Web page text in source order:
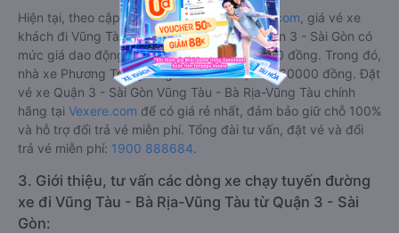
Hiện tại, theo cập nhật mới nhất củaVexere.com , giá vé xe
khách đi Vũng Tàu - Bà Rịa-Vũng Tàu từ Quận 3 - Sài Gòn có
mức giá dao động từ 160000 đồng - 230000 đồng. Trong đó,
nhà xe Phương Trang có giá vé rẻ nhất, chỉ 160000 đồng. Đặt
vé xe Quận 3 - Sài Gòn Vũng Tàu - Bà Rịa-Vũng Tàu chính
hãng tại Vexere.com để có giá rẻ nhất, đảm bảo giữ chỗ 100%
và hỗ trợ đổi trả vé miễn phí. Tổng đài tư vấn, đặt vé và đổi
trả vé miễn phí: 1900 888684.
3. Giới thiệu, tư vấn các dòng xe chạy tuyến đường
xe đi Vũng Tàu - Bà Rịa-Vũng Tàu từ Quận 3 - Sài
Gòn: